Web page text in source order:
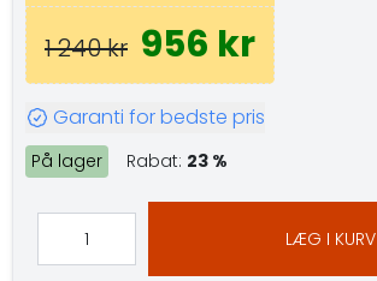
1 240 kr 956 kr
Garanti for bedste pris
På lager Rabat: 23 %
LÆG I KURV